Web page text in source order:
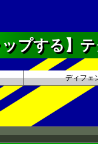
プする】
ディフェ